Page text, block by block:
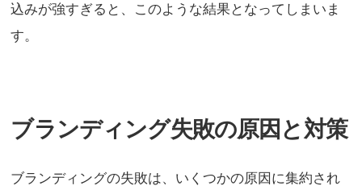
込みが強すぎると、このような結果となってしまいま
す。
ブランディング失敗の原因と対策
ブランディングの失敗は、いくつかの原因に集約され